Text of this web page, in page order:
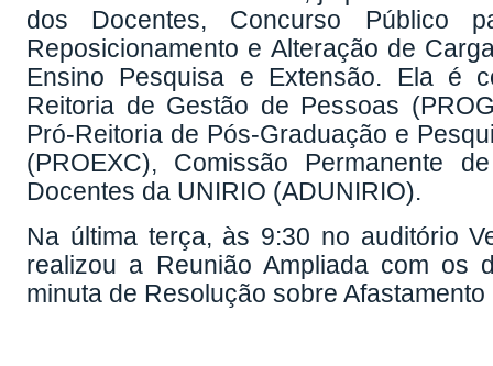
dos Docentes, Concurso Público
Reposicionamento e Alteração de
Ensino Pesquisa e Extensão. Ela é
Reitoria de Gestão de Pessoas
Pró-Reitoria de Pós-Graduação e
(PROEXC), Comissão Permanente
Docentes da UNIRIO (ADUNIRIO).
Na última terça, às 9:30 no auditório
realizou a Reunião Ampliada com os
minuta de Resolução sobre